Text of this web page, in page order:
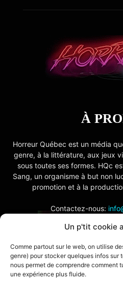
Un p'tit cookie
Comme partout sur le web, on utilise
genre) pour stocker quelques infos sur
nous permet de comprendre comment
une expérience plus fluide.
À
Horreur Québec est un média
genre, à la littérature, aux jeux
sous toutes ses formes. HQc
Sang, un organisme à but non
promotion et à la
Contactez-nous:
SUIVEZ